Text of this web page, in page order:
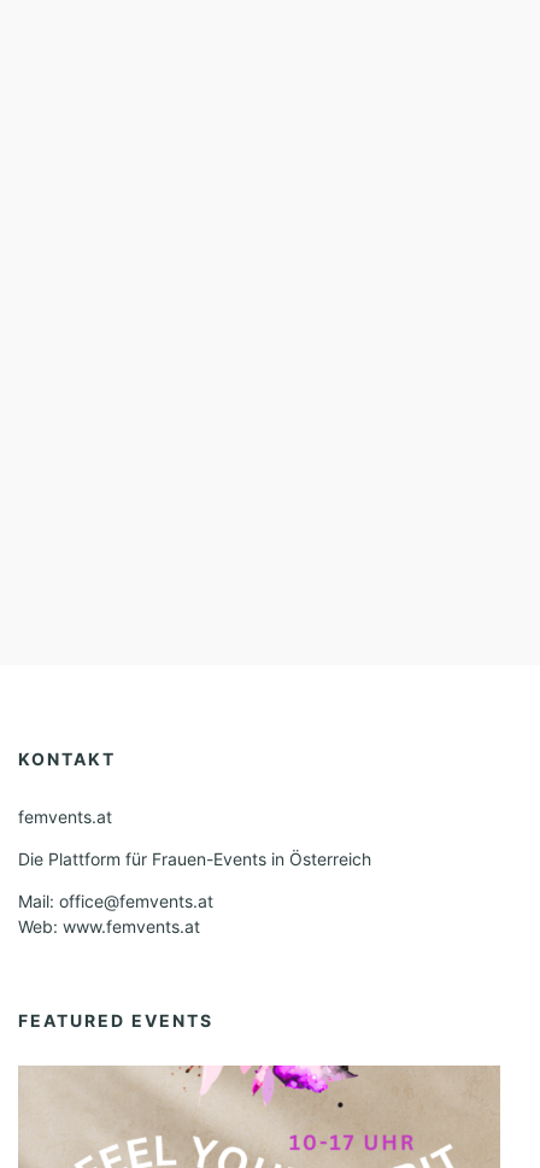
KONTAKT
femvents.at
Die Plattform für Frauen-Events in Österreich
Mail: office@femvents.at
Web: www.femvents.at
FEATURED EVENTS